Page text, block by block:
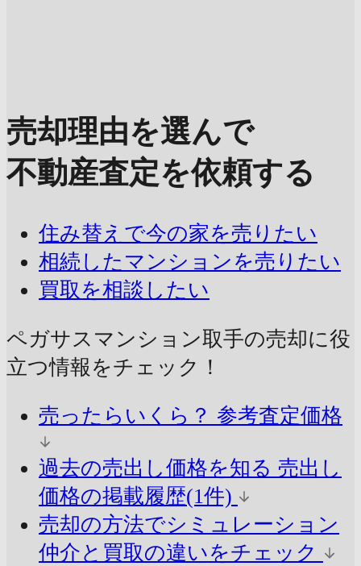
売却理由を選んで
不動産査定を依頼する
住み替えで今の家を売りたい
相続したマンションを売りたい
買取を相談したい
ペガサスマンション取手の売却に役
立つ情報をチェック！
売ったらいくら？ 参考査定価格
過去の売出し価格を知る 売出し
価格の掲載履歴(1件)
売却の方法でシミュレーション
仲介と買取の違いをチェック